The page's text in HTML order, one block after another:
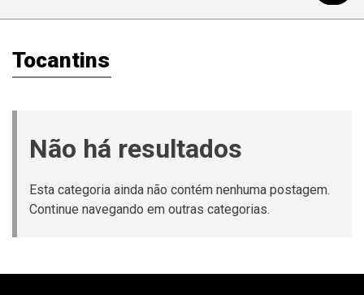
Tocantins
Não há resultados
Esta categoria ainda não contém nenhuma postagem.
Continue navegando em outras categorias.